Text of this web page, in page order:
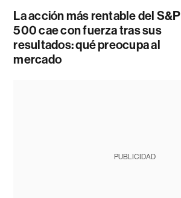
La acción más rentable del S&P
500 cae con fuerza tras sus
resultados: qué preocupa al
mercado
PUBLICIDAD